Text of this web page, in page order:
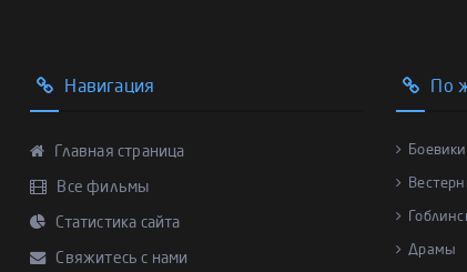
Навигация
Главная страница
Все фильмы
Статистика сайта
Свяжитесь с нами
По
Боевики
Драмы